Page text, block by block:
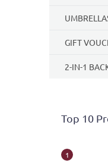
GIFT
2-IN-1
Top 10